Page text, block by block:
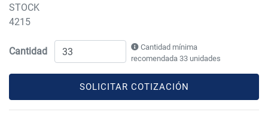
STOCK
4215
Cantidad
Cantidad mínima
recomendada 33 unidades
SOLICITAR COTIZACIÓN